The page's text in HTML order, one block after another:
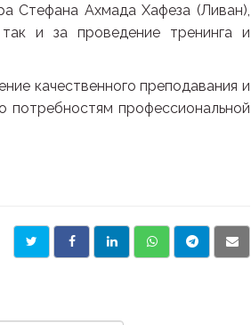
Стефана Ахмада Хафеза (Ливан),
так и за проведение тренинга и
качественного преподавания и
потребностям профессиональной